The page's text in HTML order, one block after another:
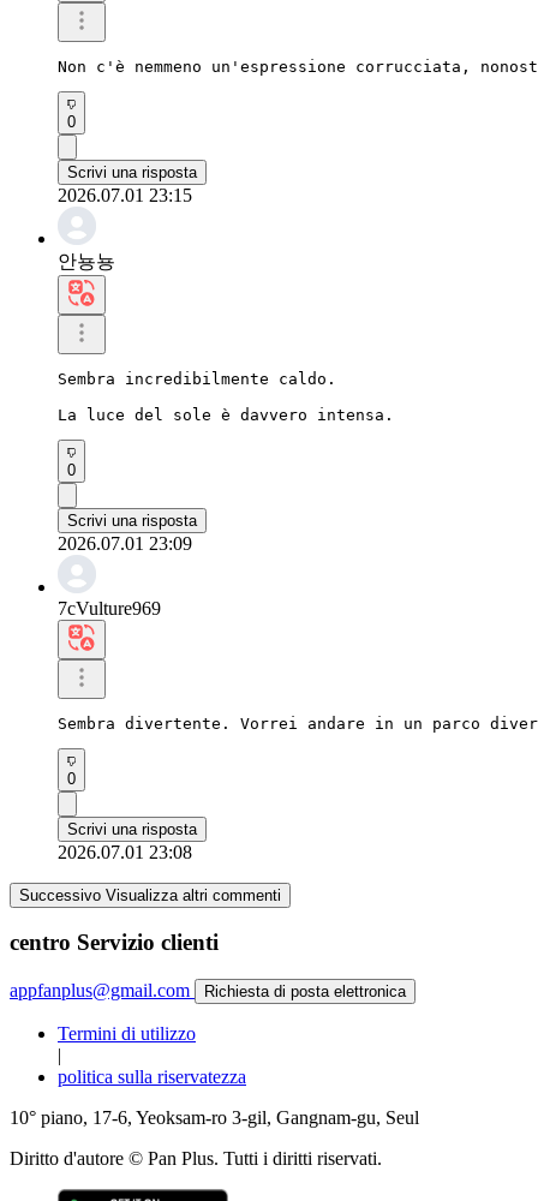
Non c'è nemmeno un'espressione corrucciata,
0
Scrivi una risposta
2026.07.01 23:15
안뇽뇽
Sembra incredibilmente caldo.
La luce del sole è davvero intensa.
0
Scrivi una risposta
2026.07.01 23:09
7cVulture969
Sembra divertente. Vorrei andare in un parco
0
Scrivi una risposta
2026.07.01 23:08
Successivo Visualizza altri commenti
centro Servizio clienti
appfanplus@gmail.com Richiesta di posta elettronica
Termini di utilizzo
|
politica sulla riservatezza
10° piano, 17-6, Yeoksam-ro 3-gil, Gangnam-gu, Seul
Diritto d'autore © Pan Plus. Tutti i diritti riservati.